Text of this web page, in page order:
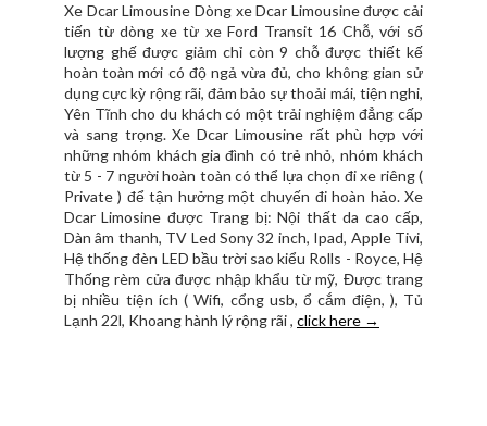
Xe Dcar Limousine Dòng xe Dcar Limousine được cải
tiến từ dòng xe từ xe Ford Transit 16 Chỗ, với số
lượng ghế được giảm chỉ còn 9 chỗ được thiết kế
hoàn toàn mới có độ ngả vừa đủ, cho không gian sử
dụng cực kỳ rộng rãi, đảm bảo sự thoải mái, tiện nghi,
Yên Tĩnh cho du khách có một trải nghiệm đẳng cấp
và sang trọng. Xe Dcar Limousine rất phù hợp với
những nhóm khách gia đình có trẻ nhỏ, nhóm khách
từ 5 - 7 người hoàn toàn có thể lựa chọn đi xe riêng (
Private ) để tận hưởng một chuyến đi hoàn hảo. Xe
Dcar Limosine được Trang bị: Nội thất da cao cấp,
Dàn âm thanh, TV Led Sony 32 inch, Ipad, Apple Tivi,
Hệ thống đèn LED bầu trời sao kiểu Rolls - Royce, Hệ
Thống rèm cửa được nhập khẩu từ mỹ, Được trang
bị nhiều tiện ích ( Wifi, cổng usb, ổ cắm điện, ), Tủ
Lạnh 22l, Khoang hành lý rộng rãi , click here →